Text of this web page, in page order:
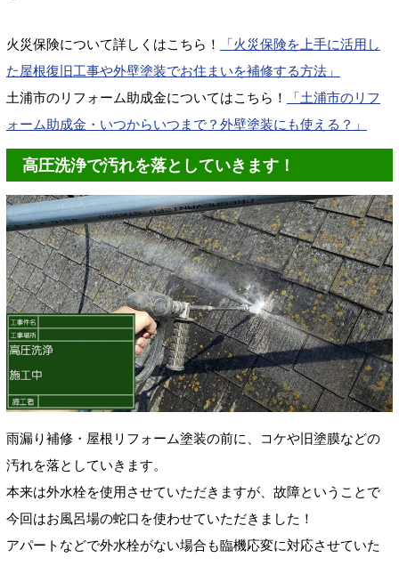
火災保険について詳しくはこちら！
「火災保険を上手に活用し
た屋根復旧工事や外壁塗装でお住まいを補修する方法」
土浦市のリフォーム助成金についてはこちら！
「土浦市のリフ
ォーム助成金・いつからいつまで？外壁塗装にも使える？」
高圧洗浄で汚れを落としていきます！
雨漏り補修・屋根リフォーム塗装の前に、コケや旧塗膜などの
汚れを落としていきます。
本来は外水栓を使用させていただきますが、故障ということで
今回はお風呂場の蛇口を使わせていただきました！
アパートなどで外水栓がない場合も臨機応変に対応させていた